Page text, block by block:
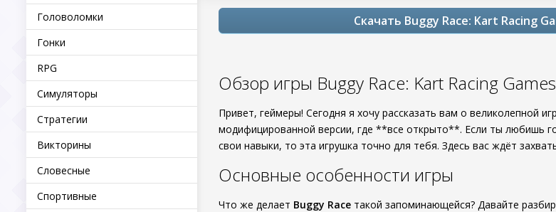
Головоломки
Гонки
RPG
Симуляторы
Стратегии
Викторины
Словесные
Спортивные
Скачать Buggy Race: Kart Racing
Обзор игры Buggy Race: Kart Racing
Привет, геймеры! Сегодня я хочу рассказать вам о великолепной
модифицированной версии, где **все открыто**. Если ты любишь
свои навыки, то эта игрушка точно для тебя. Здесь вас ждёт
Основные особенности игры
Что же делает Buggy Race такой запоминающейся? Давайте